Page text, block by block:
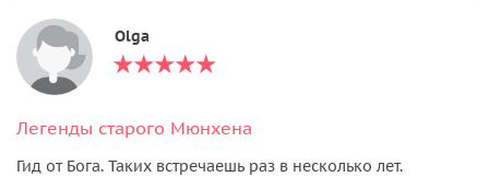
Olga
Легенды старого Мюнхена
Гид от Бога. Таких встречаешь раз в несколько лет.